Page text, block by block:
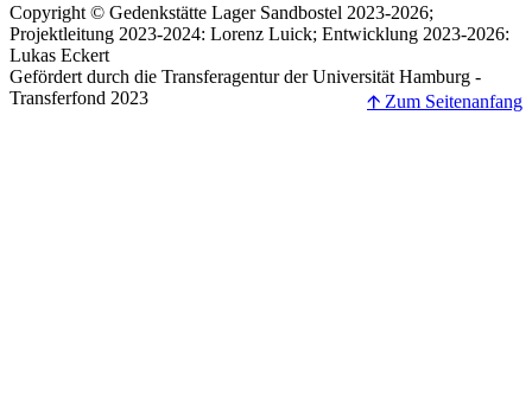
Copyright © Gedenkstätte Lager Sandbostel 2023-2026;
Projektleitung 2023-2024: Lorenz Luick; Entwicklung 2023-2026:
Lukas Eckert
Gefördert durch die Transferagentur der Universität Hamburg -
Transferfond 2023
🡩 Zum Seitenanfang